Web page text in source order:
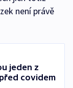
není právě
jeden z
covidem